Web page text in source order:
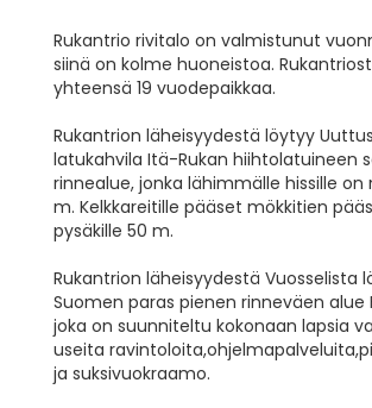
Rukantrio rivitalo on valmistunut
siinä on kolme huoneistoa.
yhteensä 19 vuodepaikkaa.
Rukantrion läheisyydestä löytyy
latukahvila Itä-Rukan hiihtolatuineen
rinnealue, jonka lähimmälle hissille
m. Kelkkareitille pääset mökkitien
pysäkille 50 m.
Rukantrion läheisyydestä Vuosselista
Suomen paras pienen rinneväen alue
joka on suunniteltu kokonaan lapsia
useita
ja suksivuokraamo.